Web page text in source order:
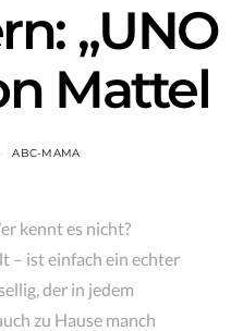
„UNO
Mattel
ABC-MAMA
kennt es nicht?
– ist einfach ein echter
der in jedem
zu Hause manch